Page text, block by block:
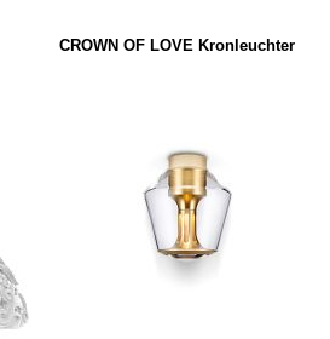
CROWN OF LOVE Kronleuchter